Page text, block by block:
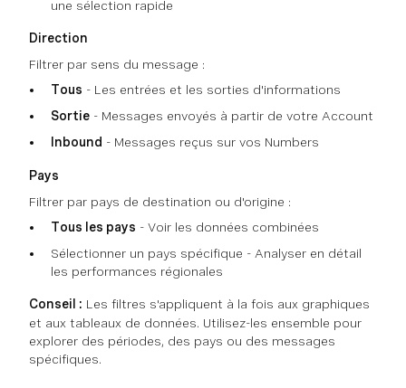
une sélection rapide
Direction
Filtrer par sens du message :
Tous - Les entrées et les sorties d'informations
Sortie - Messages envoyés à partir de votre Account
Inbound - Messages reçus sur vos Numbers
Pays
Filtrer par pays de destination ou d'origine :
Tous les pays - Voir les données combinées
Sélectionner un pays spécifique - Analyser en détail
les performances régionales
Conseil : Les filtres s'appliquent à la fois aux graphiques
et aux tableaux de données. Utilisez-les ensemble pour
explorer des périodes, des pays ou des messages
spécifiques.